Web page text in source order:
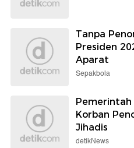
Tanpa
Presiden
Aparat
Sepakbola
Pemerintah
Korban
Jihadis
detikNews